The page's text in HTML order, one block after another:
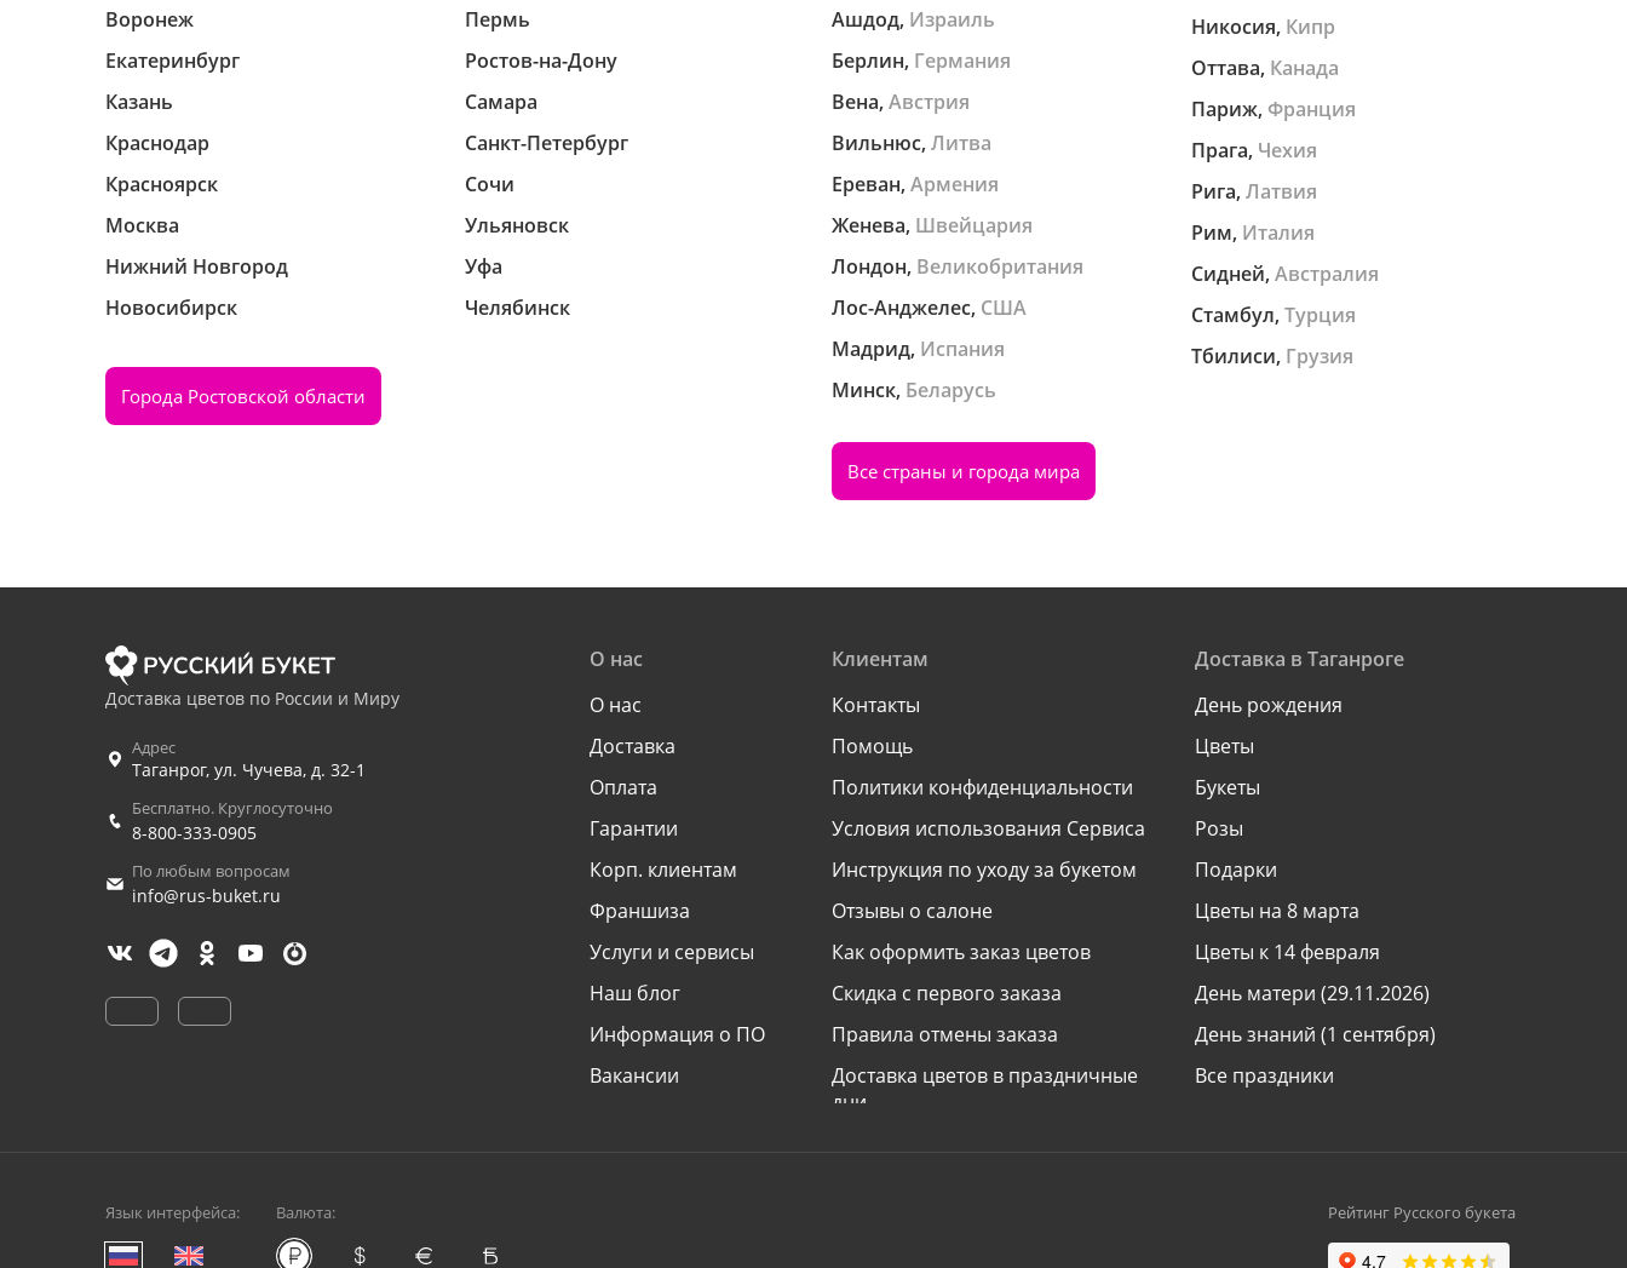
Воронеж
Екатеринбург
Казань
Краснодар
Красноярск
Москва
Нижний Новгород
Новосибирск
Пермь
Ростов-на-Дону
Самара
Санкт-Петербург
Сочи
Ульяновск
Уфа
Челябинск
Города Ростовской области
Ашдод, Израиль
Берлин, Германия
Вена, Австрия
Вильнюс, Литва
Ереван, Армения
Женева, Швейцария
Лондон, Великобритания
Лос-Анджелес, США
Мадрид, Испания
Минск, Беларусь
Никосия, Кипр
Оттава, Канада
Париж, Франция
Прага, Чехия
Рига, Латвия
Рим, Италия
Сидней, Австралия
Стамбул, Турция
Тбилиси, Грузия
Все страны и города мира
Доставка цветов по России и Миру
Адрес
Таганрог, ул. Чучева, д. 32-1
Бесплатно. Круглосуточно
8-800-333-0905
По любым вопросам
info@rus-buket.ru
О нас
О нас
Доставка
Оплата
Гарантии
Корп. клиентам
Франшиза
Услуги и сервисы
Наш блог
Информация о ПО
Вакансии
Клиентам
Контакты
Помощь
Политики конфиденциальности
Условия использования Сервиса
Инструкция по уходу за букетом
Отзывы о салоне
Как оформить заказ цветов
Скидка с первого заказа
Правила отмены заказа
Доставка цветов в праздничные
дни
Доставка в Таганроге
День рождения
Цветы
Букеты
Розы
Подарки
Цветы на 8 марта
Цветы к 14 февраля
День матери (29.11.2026)
День знаний (1 сентября)
Все праздники
Язык интерфейса: Валюта: Рейтинг Русского букета